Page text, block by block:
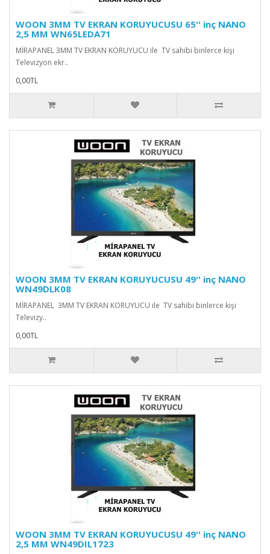
WOON 3MM TV EKRAN KORUYUCUSU 65'' inç NANO
2,5 MM WN65LEDA71
MİRAPANEL 3MM TV EKRAN KORUYUCU ile TV sahibi binlerce kişi
Televizyon ekr..
0,00TL
WOON 3MM TV EKRAN KORUYUCUSU 49'' inç NANO
WN49DLK08
MİRAPANEL 3MM TV EKRAN KORUYUCU ile TV sahibi binlerce kişi
Televizy..
0,00TL
WOON 3MM TV EKRAN KORUYUCUSU 49'' inç NANO
2,5 MM WN49DIL1723